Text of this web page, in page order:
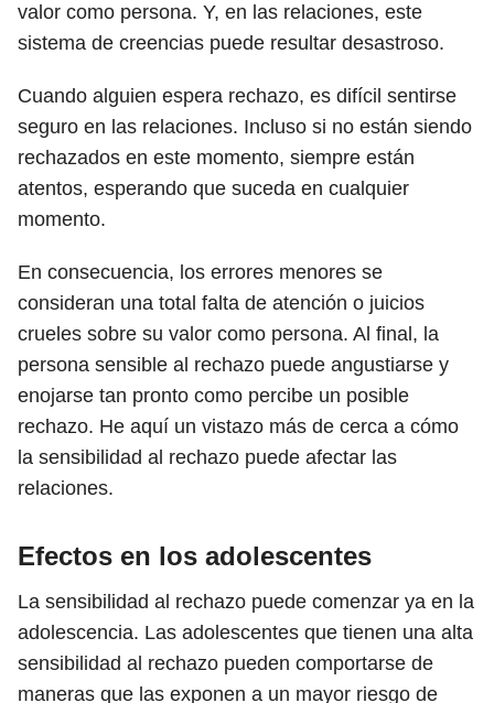
valor como persona. Y, en las relaciones, este
sistema de creencias puede resultar desastroso.
Cuando alguien espera rechazo, es difícil sentirse
seguro en las relaciones. Incluso si no están siendo
rechazados en este momento, siempre están
atentos, esperando que suceda en cualquier
momento.
En consecuencia, los errores menores se
consideran una total falta de atención o juicios
crueles sobre su valor como persona. Al final, la
persona sensible al rechazo puede angustiarse y
enojarse tan pronto como percibe un posible
rechazo. He aquí un vistazo más de cerca a cómo
la sensibilidad al rechazo puede afectar las
relaciones.
Efectos en los adolescentes
La sensibilidad al rechazo puede comenzar ya en la
adolescencia. Las adolescentes que tienen una alta
sensibilidad al rechazo pueden comportarse de
maneras que las exponen a un mayor riesgo de